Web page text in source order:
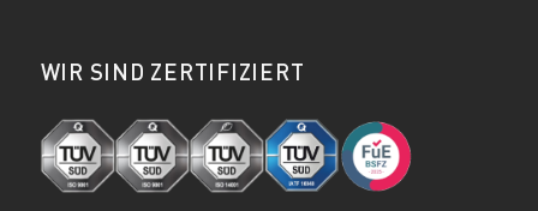
WIR SIND ZERTIFIZIERT